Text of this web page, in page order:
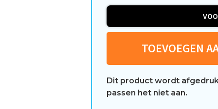
TOEVOEGEN
Dit product wordt
passen het niet aan.